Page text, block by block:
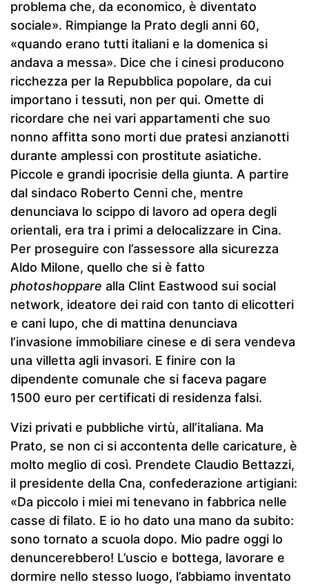
problema che, da economico, è diventato
sociale». Rimpiange la Prato degli anni 60,
«quando erano tutti italiani e la domenica si
andava a messa». Dice che i cinesi producono
ricchezza per la Repubblica popolare, da cui
importano i tessuti, non per qui. Omette di
ricordare che nei vari appartamenti che suo
nonno affitta sono morti due pratesi anzianotti
durante amplessi con prostitute asiatiche.
Piccole e grandi ipocrisie della giunta. A partire
dal sindaco Roberto Cenni che, mentre
denunciava lo scippo di lavoro ad opera degli
orientali, era tra i primi a delocalizzare in Cina.
Per proseguire con l’assessore alla sicurezza
Aldo Milone, quello che si è fatto
photoshoppare alla Clint Eastwood sui social
network, ideatore dei raid con tanto di elicotteri
e cani lupo, che di mattina denunciava
l’invasione immobiliare cinese e di sera vendeva
una villetta agli invasori. E finire con la
dipendente comunale che si faceva pagare
1500 euro per certificati di residenza falsi.
Vizi privati e pubbliche virtù, all’italiana. Ma
Prato, se non ci si accontenta delle caricature, è
molto meglio di così. Prendete Claudio Bettazzi,
il presidente della Cna, confederazione artigiani:
«Da piccolo i miei mi tenevano in fabbrica nelle
casse di filato. E io ho dato una mano da subito:
sono tornato a scuola dopo. Mio padre oggi lo
denuncerebbero! L’uscio e bottega, lavorare e
dormire nello stesso luogo, l’abbiamo inventato